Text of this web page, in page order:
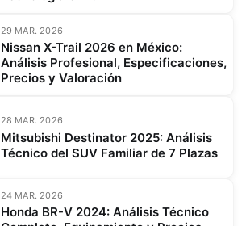
29 MAR. 2026
Nissan X-Trail 2026 en México:
Análisis Profesional, Especificaciones,
Precios y Valoración
28 MAR. 2026
Mitsubishi Destinator 2025: Análisis
Técnico del SUV Familiar de 7 Plazas
24 MAR. 2026
Honda BR-V 2024: Análisis Técnico